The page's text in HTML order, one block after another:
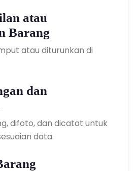
atau
Barang
atau diturunkan di
dan
difoto, dan dicatat untuk
data.